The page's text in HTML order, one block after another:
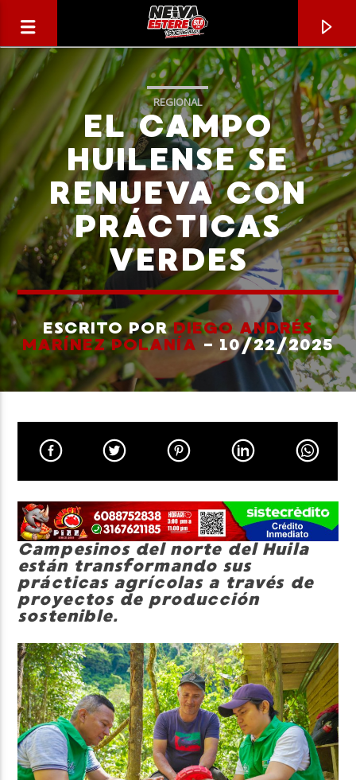
CANCIÓN ACTUAL
TÍTULO
ARTISTA
Neiva Estereo
REGIONAL
EL CAMPO
HUILENSE SE
RENUEVA CON
PRÁCTICAS
VERDES
ESCRITO PORDIEGO ANDRÉS
MARÍNEZ POLANÍA - 10/22/2025
Campesinos del norte del Huila
están transformando sus
prácticas agrícolas a través de
proyectos de producción
sostenible.